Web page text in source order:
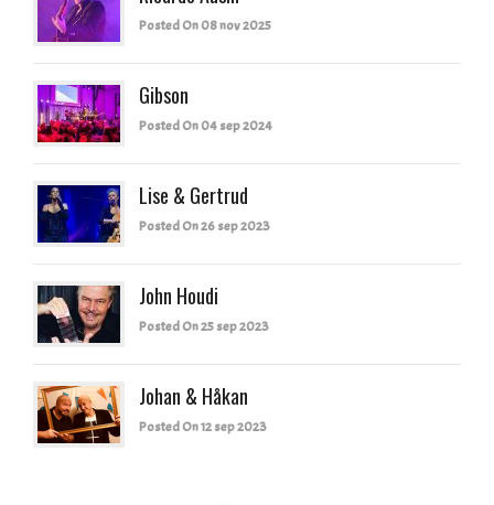
Posted On 08 nov 2025
Gibson
Posted On 04 sep 2024
Lise & Gertrud
Posted On 26 sep 2023
John Houdi
Posted On 25 sep 2023
Johan & Håkan
Posted On 12 sep 2023